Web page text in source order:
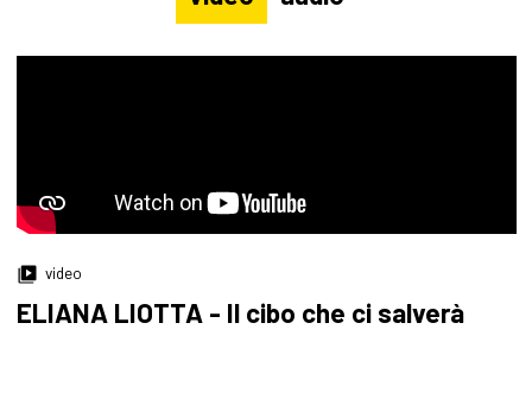
video
ELIANA LIOTTA - Il cibo che ci salverà